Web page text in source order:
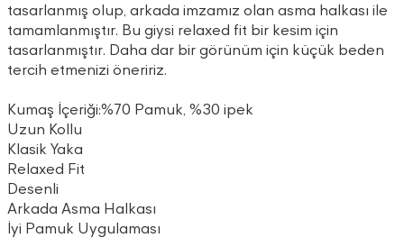
tasarlanmış olup, arkada imzamız olan asma halkası ile
tamamlanmıştır. Bu giysi relaxed fit bir kesim için
tasarlanmıştır. Daha dar bir görünüm için küçük beden
tercih etmenizi öneririz.
Kumaş İçeriği:%70 Pamuk, %30 ipek
Uzun Kollu
Klasik Yaka
Relaxed Fit
Desenli
Arkada Asma Halkası
İyi Pamuk Uygulaması